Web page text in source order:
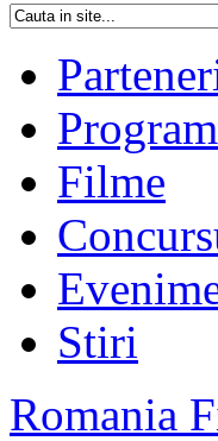
Filme
Stiri
Romania